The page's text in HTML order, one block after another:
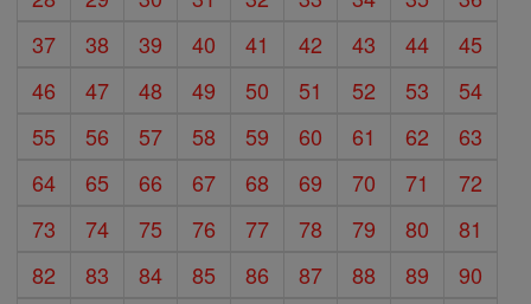
37
38 39 40 41 42 43 44
45
46
47 48 49 50 51 52 53
54
55
56 57 58 59 60 61 62
63
64
65 66 67 68 69 70 71
72
73
74 75 76 77 78 79 80
81
82
83 84 85 86 87 88 89
90